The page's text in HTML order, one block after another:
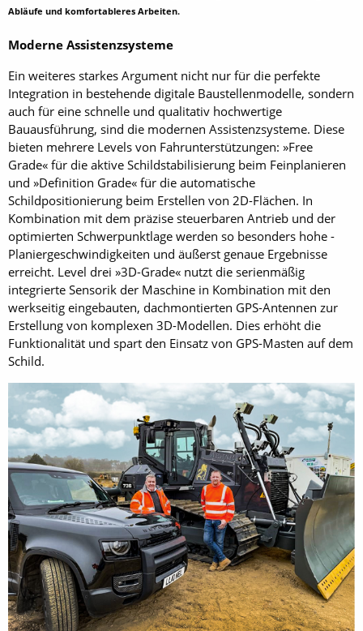
Abläufe und komfortableres Arbeiten.
Moderne Assistenzsysteme
Ein weiteres starkes Argument nicht nur für die perfekte
Integration in bestehende digitale Baustellenmodelle, sondern
auch für eine schnelle und qualitativ hochwertige
Bauausführung, sind die modernen Assistenzsysteme. Diese
bieten mehrere Levels von Fahrunterstützungen: »Free
Grade« für die aktive Schildstabilisierung beim Feinplanieren
und »Definition Grade« für die automatische
Schildpositionierung beim Erstellen von 2D-­Flächen. In
Kombination mit dem präzise steuerbaren Antrieb und der
optimierten Schwerpunktlage werden so besonders hohe ­
Planiergeschwindigkeiten und äußerst genaue Ergebnisse
erreicht. Level drei »3D-Grade« nutzt die serienmäßig
integrierte Sensorik der Maschine in Kombination mit den
werkseitig eingebauten, dachmontierten GPS-Antennen zur
Erstellung von komplexen 3D-Modellen. Dies erhöht die
Funktionalität und spart den Einsatz von GPS-Masten auf dem
Schild.